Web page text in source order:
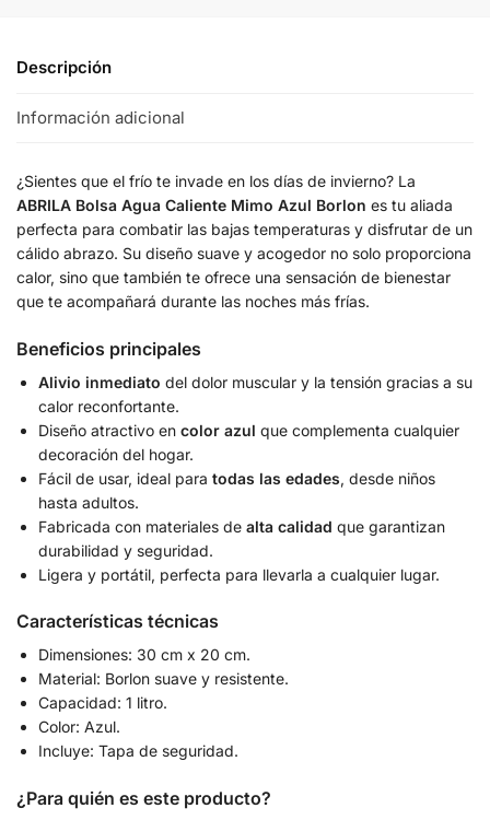
Descripción
Información adicional
¿Sientes que el frío te invade en los días de invierno? La
ABRILA Bolsa Agua Caliente Mimo Azul Borlon es tu aliada
perfecta para combatir las bajas temperaturas y disfrutar de un
cálido abrazo. Su diseño suave y acogedor no solo proporciona
calor, sino que también te ofrece una sensación de bienestar
que te acompañará durante las noches más frías.
Beneficios principales
Alivio inmediato del dolor muscular y la tensión gracias a su
calor reconfortante.
Diseño atractivo en color azul que complementa cualquier
decoración del hogar.
Fácil de usar, ideal para todas las edades, desde niños
hasta adultos.
Fabricada con materiales de alta calidad que garantizan
durabilidad y seguridad.
Ligera y portátil, perfecta para llevarla a cualquier lugar.
Características técnicas
Dimensiones: 30 cm x 20 cm.
Material: Borlon suave y resistente.
Capacidad: 1 litro.
Color: Azul.
Incluye: Tapa de seguridad.
¿Para quién es este producto?